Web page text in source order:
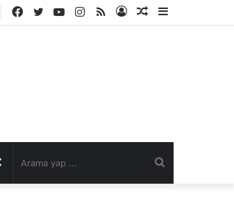
Kenar
Rastgele
Kayıt
RSS
Instagram
YouTube
Twitter
Facebook
Rastgele